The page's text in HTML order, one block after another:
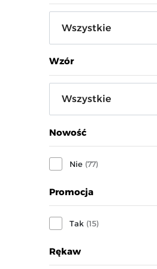
Wzór
Nowość
Nie (77)
Promocja
Tak (15)
Rękaw